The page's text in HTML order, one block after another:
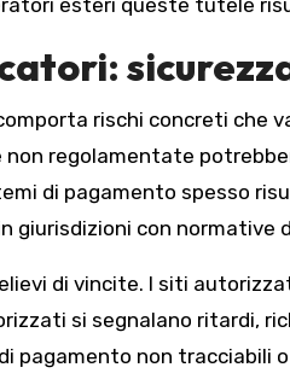
esteri queste tutele
rischi concreti che
regolamentate
di pagamento spesso
giurisdizioni con normative
di vincite. I siti
si segnalano ritardi,
pagamento non